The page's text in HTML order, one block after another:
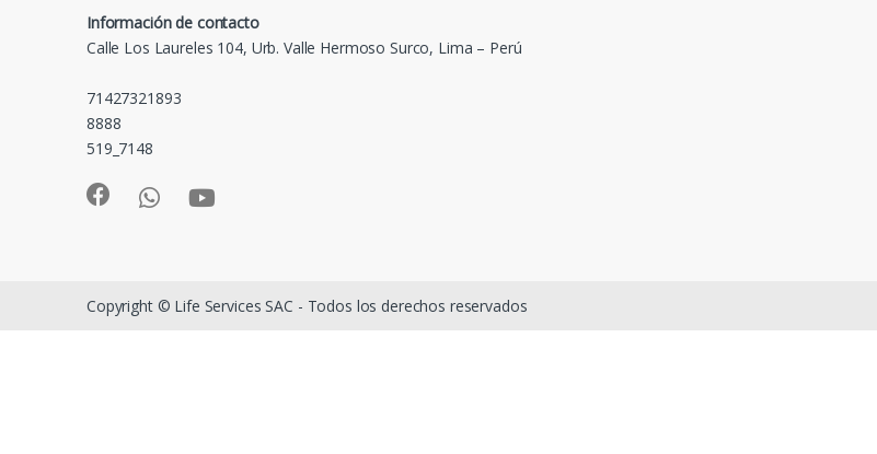
Información de contacto
Calle Los Laureles 104, Urb. Valle Hermoso Surco, Lima – Perú
71427321893
8888
519_7148
Copyright © Life Services SAC - Todos los derechos reservados